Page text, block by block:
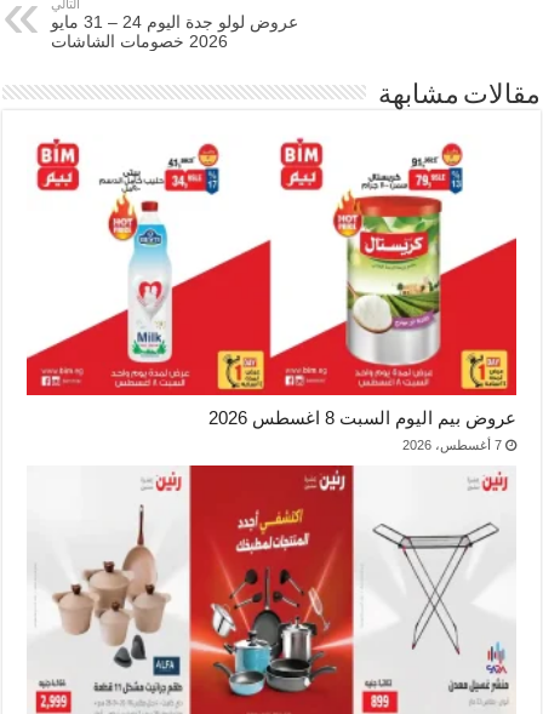
التالي
عروض لولو جدة اليوم 24 – 31 مايو
2026 خصومات الشاشات
مقالات مشابهة
عروض بيم اليوم السبت 8 اغسطس 2026
7 أغسطس، 2026